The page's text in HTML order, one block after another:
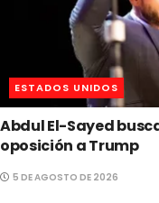
ESTADOS UNIDOS
Abdul El-Sayed
oposición a Trump
5 DE AGOSTO DE 2026